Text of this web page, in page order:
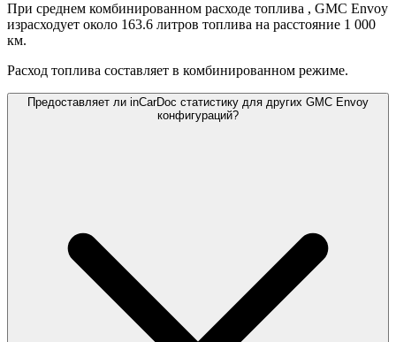
При среднем комбинированном расходе топлива , GMC Envoy
израсходует около 163.6 литров топлива на расстояние 1 000
км.
Расход топлива составляет в комбинированном режиме.
Предоставляет ли inCarDoc статистику для других GMC Envoy
конфигураций?